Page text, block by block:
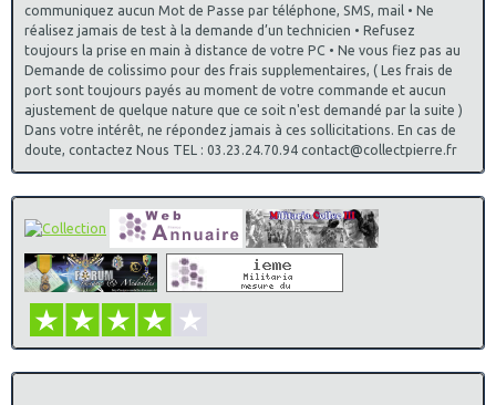
communiquez aucun Mot de Passe par téléphone, SMS, mail • Ne
réalisez jamais de test à la demande d’un technicien • Refusez
toujours la prise en main à distance de votre PC • Ne vous fiez pas au
Demande de colissimo pour des frais supplementaires, ( Les frais de
port sont toujours payés au moment de votre commande et aucun
ajustement de quelque nature que ce soit n'est demandé par la suite )
Dans votre intérêt, ne répondez jamais à ces sollicitations. En cas de
doute, contactez Nous TEL : 03.23.24.70.94 contact@collectpierre.fr